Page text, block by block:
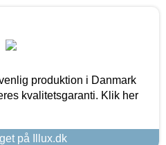
produktion i Danmark
kvalitetsgaranti. Klik her
på Illux.dk